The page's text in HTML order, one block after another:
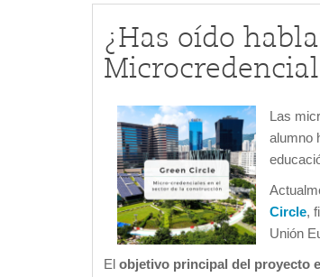
¿Has oído
Las
alumno
Circle,
Unión
El objetivo principal del proyecto